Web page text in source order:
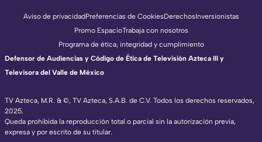
TV Azteca, M.R. & ©, TV Azteca, S.A.B. de C.V. Todos los derechos reservados,
2025.
Queda prohibida la reproducción total o parcial sin la autorización previa,
expresa y por escrito de su titular.
Aviso de privacidadPreferencias de CookiesDerechosInversionistas
Promo EspacioTrabaja con nosotros
Programa de ética, integridad y cumplimiento
Defensor de Audiencias y Código de Ética de Televisión Azteca III y
Televisora del Valle de México